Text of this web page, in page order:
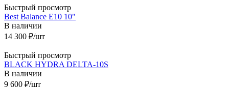
Быстрый просмотр
Best Balance E10 10"
В наличии
14 300 ₽/шт
Быстрый просмотр
BLACK HYDRA DELTA-10S
В наличии
9 600 ₽/шт